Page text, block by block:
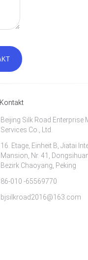
Kontakt
Beijing Silk Road Enterprise
Services Co., Ltd.
16. Etage, Einheit B, Jiatai
Mansion, Nr. 41,
Bezirk Chaoyang, Peking
86-010 -65569770
bjsilkroad2016@163.com